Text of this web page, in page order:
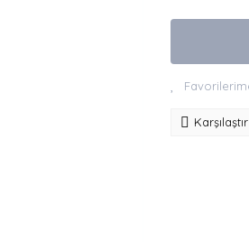
Karşılaştır